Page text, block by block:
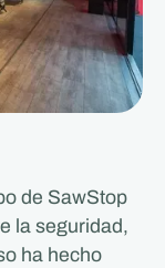
de SawStop
la seguridad,
ha hecho